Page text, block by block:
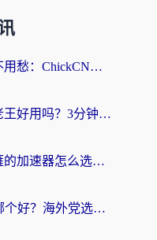
海外党选回国加速器不用愁：ChickCN和洞见哪个好？一篇搞定所有疑问
海外党必看：迅游和老王好用吗？3分钟选对加速国内网络的加速器
海外党必看：类似归雁的加速器怎么选？一篇搞定无缝访问国内资源
斧牛和极速穿梭VPN哪个好？海外党选回国加速器必看的真实对比与避坑指南